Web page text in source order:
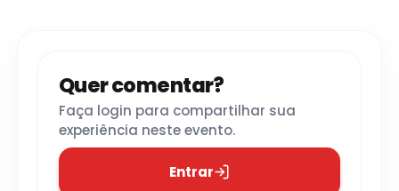
Quer comentar?
Faça login para compartilhar sua
experiência neste evento.
Entrar